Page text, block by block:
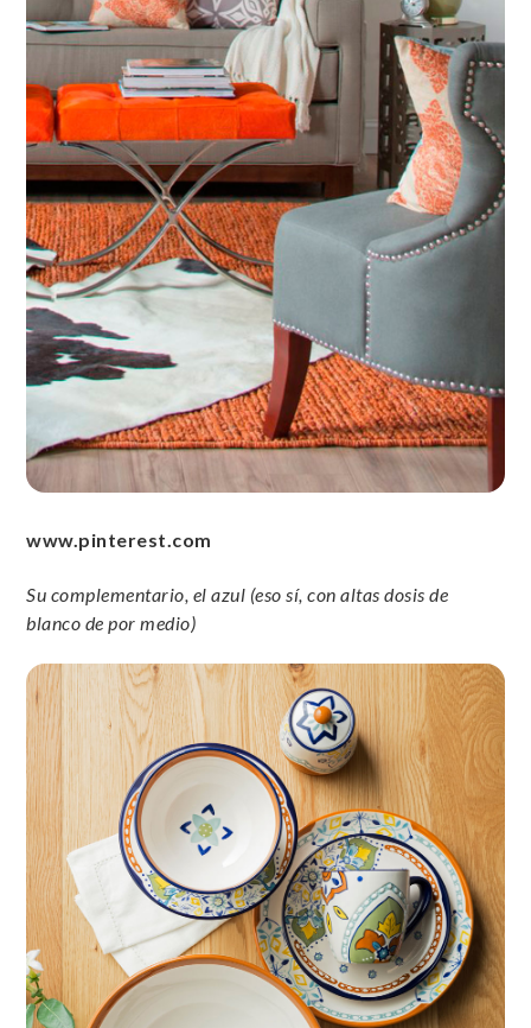
www.pinterest.com
Su complementario, el azul (eso sí, con altas dosis de
blanco de por medio)